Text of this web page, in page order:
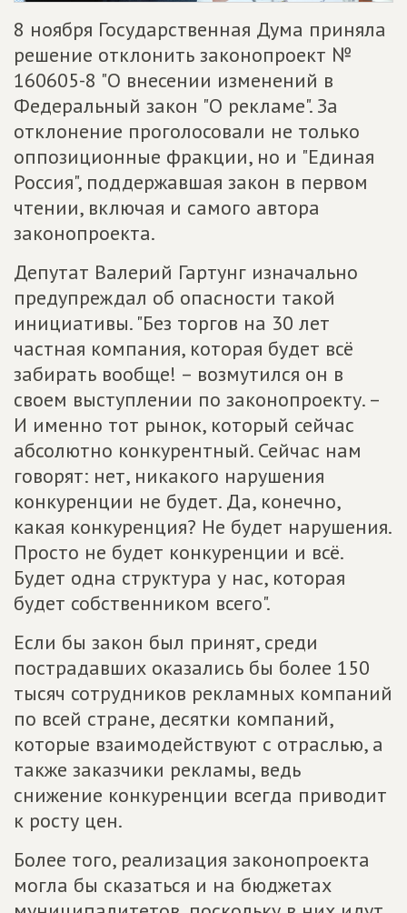
8 ноября Государственная Дума приняла
решение отклонить законопроект №
160605-8 "О внесении изменений в
Федеральный закон "О рекламе". За
отклонение проголосовали не только
оппозиционные фракции, но и "Единая
Россия", поддержавшая закон в первом
чтении, включая и самого автора
законопроекта.
Депутат Валерий Гартунг изначально
предупреждал об опасности такой
инициативы. "Без торгов на 30 лет
частная компания, которая будет всё
забирать вообще! – возмутился он в
своем выступлении по законопроекту. –
И именно тот рынок, который сейчас
абсолютно конкурентный. Сейчас нам
говорят: нет, никакого нарушения
конкуренции не будет. Да, конечно,
какая конкуренция? Не будет нарушения.
Просто не будет конкуренции и всё.
Будет одна структура у нас, которая
будет собственником всего".
Если бы закон был принят, среди
пострадавших оказались бы более 150
тысяч сотрудников рекламных компаний
по всей стране, десятки компаний,
которые взаимодействуют с отраслью, а
также заказчики рекламы, ведь
снижение конкуренции всегда приводит
к росту цен.
Более того, реализация законопроекта
могла бы сказаться и на бюджетах